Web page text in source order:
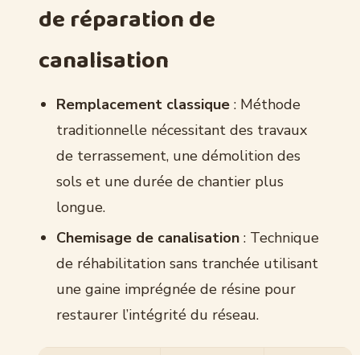
de réparation de
canalisation
Remplacement classique : Méthode
traditionnelle nécessitant des travaux
de terrassement, une démolition des
sols et une durée de chantier plus
longue.
Chemisage de canalisation : Technique
de réhabilitation sans tranchée utilisant
une gaine imprégnée de résine pour
restaurer l’intégrité du réseau.